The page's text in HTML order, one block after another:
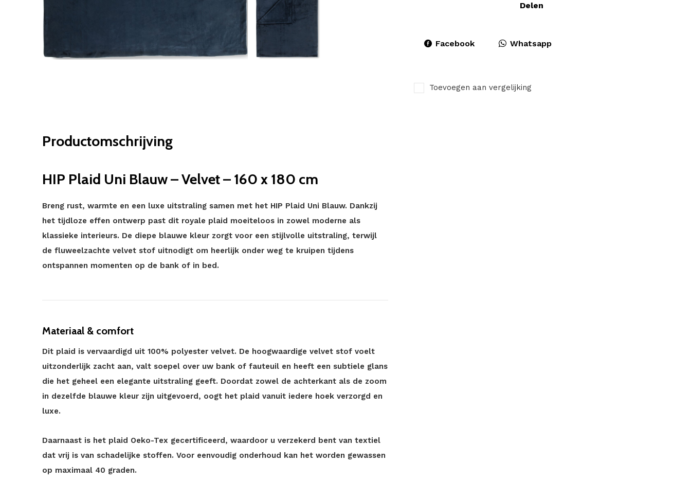
Delen
Facebook Whatsapp
Toevoegen aan vergelijking
Productomschrijving
HIP Plaid Uni Blauw – Velvet – 160 x 180 cm
Breng rust, warmte en een luxe uitstraling samen met het HIP Plaid Uni Blauw. Dankzij
het tijdloze effen ontwerp past dit royale plaid moeiteloos in zowel moderne als
klassieke interieurs. De diepe blauwe kleur zorgt voor een stijlvolle uitstraling, terwijl
de fluweelzachte velvet stof uitnodigt om heerlijk onder weg te kruipen tijdens
ontspannen momenten op de bank of in bed.
Materiaal & comfort
Dit plaid is vervaardigd uit 100% polyester velvet. De hoogwaardige velvet stof voelt
uitzonderlijk zacht aan, valt soepel over uw bank of fauteuil en heeft een subtiele glans
die het geheel een elegante uitstraling geeft. Doordat zowel de achterkant als de zoom
in dezelfde blauwe kleur zijn uitgevoerd, oogt het plaid vanuit iedere hoek verzorgd en
luxe.
Daarnaast is het plaid Oeko-Tex gecertificeerd, waardoor u verzekerd bent van textiel
dat vrij is van schadelijke stoffen. Voor eenvoudig onderhoud kan het worden gewassen
op maximaal 40 graden.